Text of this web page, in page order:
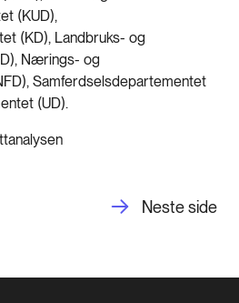
(KUD),
(KD), Landbruks- og
Nærings- og
Samferdselsdepartementet
(UD).
Neste side